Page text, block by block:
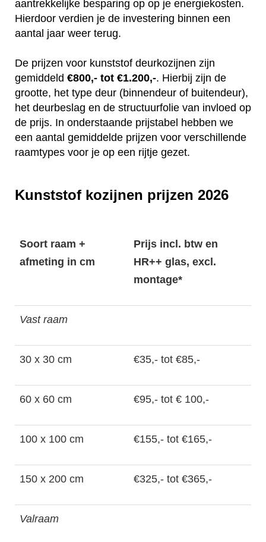
aantrekkelijke besparing op op je energiekosten.
Hierdoor verdien je de investering binnen een
aantal jaar weer terug.
De prijzen voor kunststof deurkozijnen zijn
gemiddeld €800,- tot €1.200,-. Hierbij zijn de
grootte, het type deur (binnendeur of buitendeur),
het deurbeslag en de structuurfolie van invloed op
de prijs. In onderstaande prijstabel hebben we
een aantal gemiddelde prijzen voor verschillende
raamtypes voor je op een rijtje gezet.
Kunststof kozijnen prijzen 2026
Soort raam +
afmeting in cm
Prijs incl. btw en
HR++ glas, excl.
montage*
Vast raam
30 x 30 cm €35,- tot €85,-
60 x 60 cm €95,- tot € 100,-
100 x 100 cm €155,- tot €165,-
150 x 200 cm €325,- tot €365,-
Valraam